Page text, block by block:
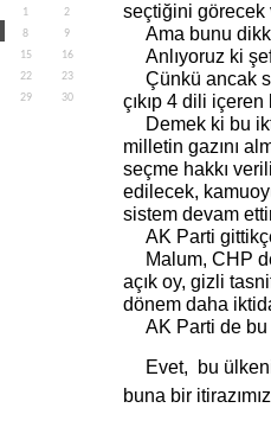
1
2
8
9
15
16
22
23
29
30
seçtiğini görecek
Ama bunu
Anlıyoruz ki
Çünkü ancak
çıkıp 4 dili
Demek ki bu
milletin gazını
seçme hakkı
edilecek,
sistem devam
AK Parti
Malum, CHP
açık oy, gizli
dönem daha
AK Parti de
Evet, bu
buna bir